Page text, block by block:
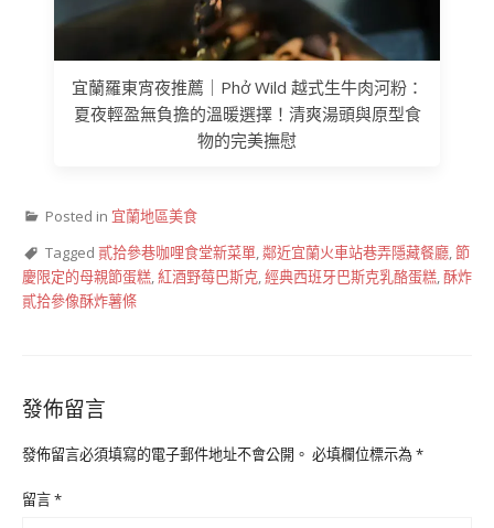
宜蘭羅東宵夜推薦｜Phở Wild 越式生牛肉河粉：
夏夜輕盈無負擔的溫暖選擇！清爽湯頭與原型食
物的完美撫慰
Posted in 宜蘭地區美食
Tagged 貳拾參巷咖哩食堂新菜單,鄰近宜蘭火車站巷弄隱藏餐廳,節
慶限定的母親節蛋糕,紅酒野莓巴斯克,經典西班牙巴斯克乳酪蛋糕,酥炸
貳拾參像酥炸薯條
發佈留言
發佈留言必須填寫的電子郵件地址不會公開。 必填欄位標示為*
留言*